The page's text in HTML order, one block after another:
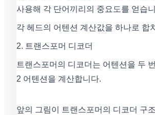
사용해 각 단어끼리의 중요도를 얻습
각 헤드의 어텐션 계산값을 하나로 합
2. 트랜스포머 디코더
트랜스포머의 디코더는 어텐션을 두
2 어텐션을 계산합니다.
앞의 그림이 트랜스포머의 디코더 구